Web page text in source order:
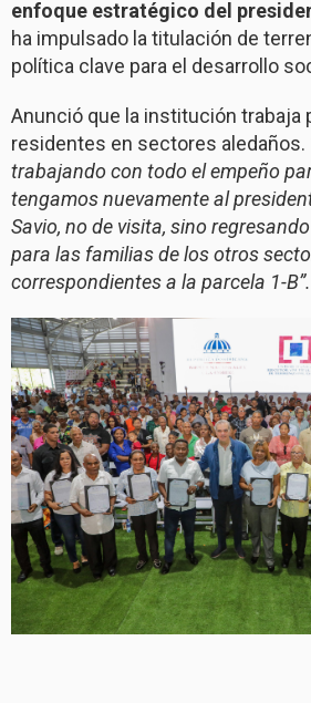
enfoque estratégico del
ha impulsado la titulación de
política clave para el desarrollo
Anunció que la institución trabaja
residentes en sectores aledaños.
trabajando con todo el empeño
tengamos nuevamente al
Savio, no de visita, sino
para las familias de los otros
correspondientes a la parcela 1-B”.